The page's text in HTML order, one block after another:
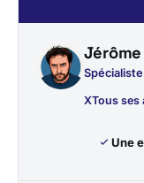
XTous ses
Une